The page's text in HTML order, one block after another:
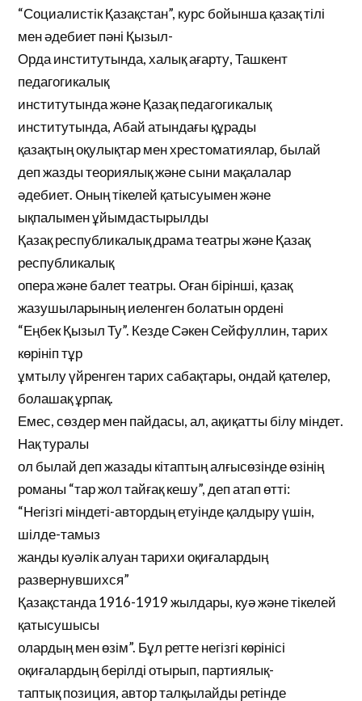
“Социалистік Қазақстан”, курс бойынша қазақ тілі
мен әдебиет пәні Қызыл-
Орда институтында, халық ағарту, Ташкент
педагогикалық
институтында және Қазақ педагогикалық
институтында, Абай атындағы құрады
қазақтың оқулықтар мен хрестоматиялар, былай
деп жазды теориялық және сыни мақалалар
әдебиет. Оның тікелей қатысуымен және
ықпалымен ұйымдастырылды
Қазақ республикалық драма театры және Қазақ
республикалық
опера және балет театры. Оған бірінші, қазақ
жазушыларының иеленген болатын ордені
“Еңбек Қызыл Ту”. Кезде Сәкен Сейфуллин, тарих
көрініп тұр
ұмтылу үйренген тарих сабақтары, ондай қателер,
болашақ ұрпақ.
Емес, сөздер мен пайдасы, ал, ақиқатты білу міндет.
Нақ туралы
ол былай деп жазады кітаптың алғысөзінде өзінің
романы “тар жол тайғақ кешу”, деп атап өтті:
“Негізгі міндеті-автордың етуінде қалдыру үшін,
шілде-тамыз
жанды куәлік алуан тарихи оқиғалардың
развернувшихся”
Қазақстанда 1916-1919 жылдары, куә және тікелей
қатысушысы
олардың мен өзім”. Бұл ретте негізгі көрінісі
оқиғалардың берілді отырып, партиялық-
таптық позиция, автор талқылайды ретінде